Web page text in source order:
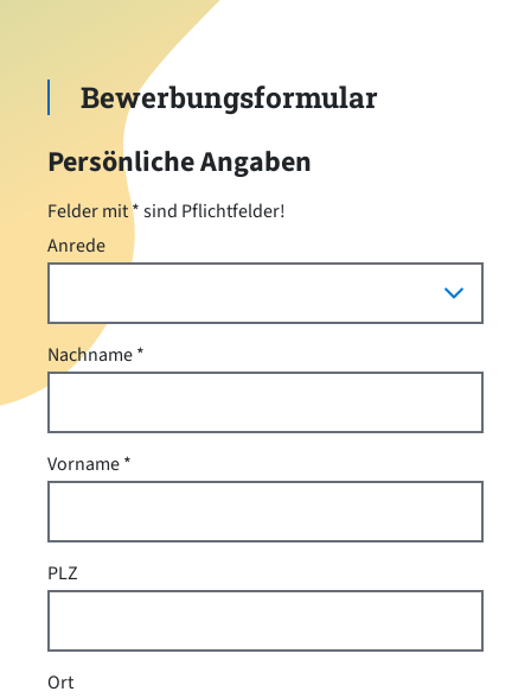
Bewerbungsformular
Persönliche Angaben
Felder mit * sind Pflichtfelder!
Anrede
Nachname
Vorname
PLZ
Ort